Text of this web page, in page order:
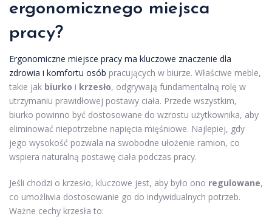
ergonomicznego miejsca
pracy?
Ergonomiczne miejsce pracy ma kluczowe znaczenie dla
zdrowia i komfortu osób pracujących w biurze. Właściwe meble,
takie jak biurko i krzesło, odgrywają fundamentalną rolę w
utrzymaniu prawidłowej postawy ciała. Przede wszystkim,
biurko powinno być dostosowane do wzrostu użytkownika, aby
eliminować niepotrzebne napięcia mięśniowe. Najlepiej, gdy
jego wysokość pozwala na swobodne ułożenie ramion, co
wspiera naturalną postawę ciała podczas pracy.
Jeśli chodzi o krzesło, kluczowe jest, aby było ono regulowane,
co umożliwia dostosowanie go do indywidualnych potrzeb.
Ważne cechy krzesła to: